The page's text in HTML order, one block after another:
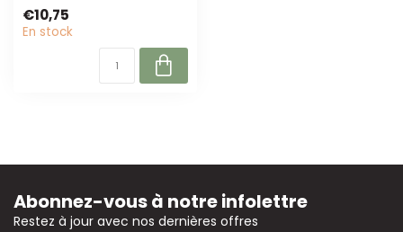
et l...
€10,75
En stock
Abonnez-vous à notre infolettre
Restez à jour avec nos dernières offres